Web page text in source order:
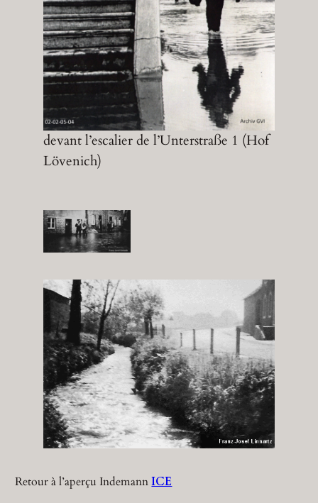
devant l’escalier de l’Unterstraße 1 (Hof
Lövenich)
Retour à l’aperçu IndemannICE